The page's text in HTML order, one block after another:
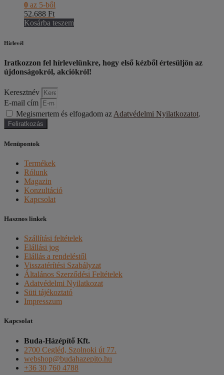
0 az 5-ből
52.688 Ft
Kosárba teszem
Hírlevél
Iratkozzon fel hírlevelünkre, hogy első kézből értesüljön az
újdonságokról, akciókról!
Keresztnév
E-mail cím
Megismertem és elfogadom az Adatvédelmi Nyilatkozatot.
Feliratkozás
Menüpontok
Termékek
Rólunk
Magazin
Konzultáció
Kapcsolat
Hasznos linkek
Szállítási feltételek
Elállási jog
Elállás a rendeléstől
Visszatérítési Szabályzat
Általános Szerződési Feltételek
Adatvédelmi Nyilatkozat
Süti tájékoztató
Impresszum
Kapcsolat
Buda-Házépítő Kft.
2700 Cegléd, Szolnoki út 77.
webshop@budahazepito.hu
+36 30 760 4788